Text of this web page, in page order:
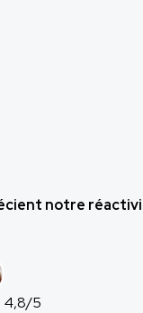
notre
4,8/5